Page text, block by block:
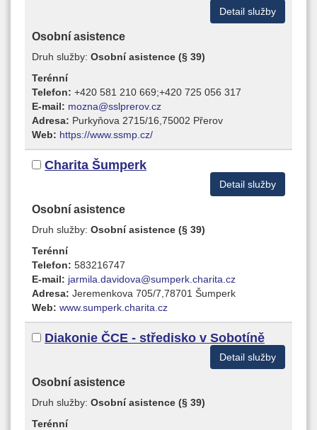
Detail služby
Osobní asistence
Druh služby: Osobní asistence (§ 39)
Terénní
Telefon: +420 581 210 669;+420 725 056 317
E-mail: mozna@sslprerov.cz
Adresa: Purkyňova 2715/16,75002 Přerov
Web: https://www.ssmp.cz/
Charita Šumperk
Detail služby
Osobní asistence
Druh služby: Osobní asistence (§ 39)
Terénní
Telefon: 583216747
E-mail: jarmila.davidova@sumperk.charita.cz
Adresa: Jeremenkova 705/7,78701 Šumperk
Web: www.sumperk.charita.cz
Diakonie ČCE - středisko v Sobotíně
Detail služby
Osobní asistence
Druh služby: Osobní asistence (§ 39)
Terénní